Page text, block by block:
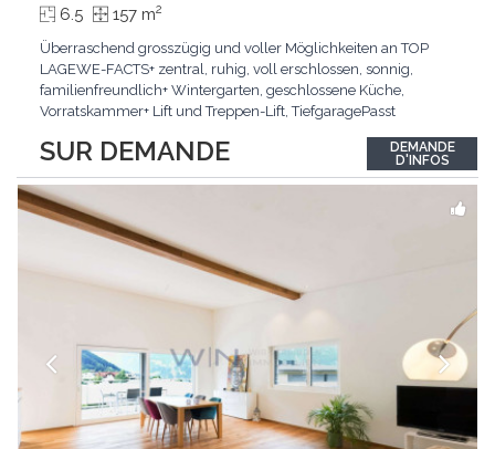
SUR DEMANDE
6.5 157 m2
Überraschend grosszügig und voller Möglichkeiten an TOP
LAGEWE-FACTS+ zentral, ruhig, voll erschlossen, sonnig,
familienfreundlich+ Wintergarten, geschlossene Küche,
Vorratskammer+ Lift und Treppen-Lift, TiefgaragePasst
Wintergarten schaffen ein lichtdurchflutetes
Wunder.Interessiert? JETZT anrufen: +41 76 507 21 32
DEMANDE
D'INFOS